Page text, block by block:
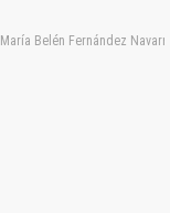
Belén Fernández